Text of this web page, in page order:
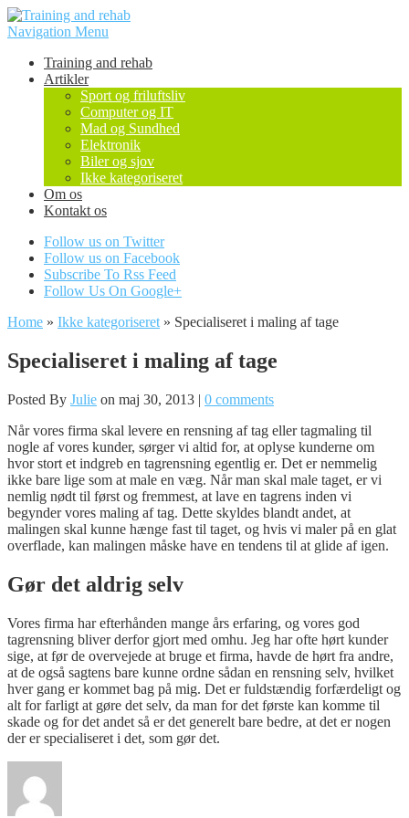
Navigation Menu
Training and rehab
Artikler
Sport og friluftsliv
Computer og IT
Mad og Sundhed
Elektronik
Biler og sjov
Ikke kategoriseret
Om os
Kontakt os
Follow us on Twitter
Follow us on Facebook
Subscribe To Rss Feed
Follow Us On Google+
Home » Ikke kategoriseret » Specialiseret i maling af tage
Specialiseret i maling af tage
Posted By Julie on maj 30, 2013 | 0 comments
Når vores firma skal levere en rensning af tag eller tagmaling til
nogle af vores kunder, sørger vi altid for, at oplyse kunderne om
hvor stort et indgreb en tagrensning egentlig er. Det er nemmelig
ikke bare lige som at male en væg. Når man skal male taget, er vi
nemlig nødt til først og fremmest, at lave en tagrens inden vi
begynder vores maling af tag. Dette skyldes blandt andet, at
malingen skal kunne hænge fast til taget, og hvis vi maler på en glat
overflade, kan malingen måske have en tendens til at glide af igen.
Gør det aldrig selv
Vores firma har efterhånden mange års erfaring, og vores god
tagrensning bliver derfor gjort med omhu. Jeg har ofte hørt kunder
sige, at før de overvejede at bruge et firma, havde de hørt fra andre,
at de også sagtens bare kunne ordne sådan en rensning selv, hvilket
hver gang er kommet bag på mig. Det er fuldstændig forfærdeligt og
alt for farligt at gøre det selv, da man for det første kan komme til
skade og for det andet så er det generelt bare bedre, at det er nogen
der er specialiseret i det, som gør det.